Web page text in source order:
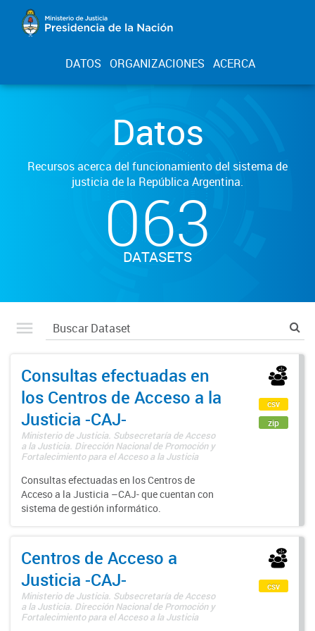
DATOS ORGANIZACIONES ACERCA
Datos
Recursos acerca del funcionamiento del sistema de
justicia de la República Argentina.
063
DATASETS
Consultas efectuadas en
los Centros de Acceso a la
Justicia -CAJ-
Ministerio de Justicia. Subsecretaría de Acceso
a la Justicia. Dirección Nacional de Promoción y
Fortalecimiento para el Acceso a la Justicia
Consultas efectuadas en los Centros de
Acceso a la Justicia –CAJ- que cuentan con
sistema de gestión informático.
csv
zip
Centros de Acceso a
Justicia -CAJ-
Ministerio de Justicia. Subsecretaría de Acceso
a la Justicia. Dirección Nacional de Promoción y
Fortalecimiento para el Acceso a la Justicia
csv